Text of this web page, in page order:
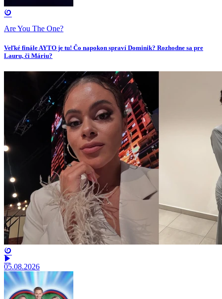
Are You The One?
Veľké finále AYTO je tu! Čo napokon spraví Dominik? Rozhodne sa pre
Lauru, či Máriu?
05.08.2026